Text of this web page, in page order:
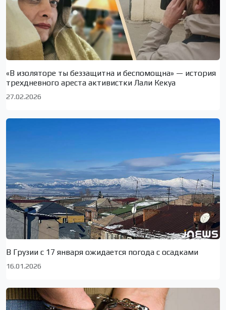
«В изоляторе ты беззащитна и беспомощна» — история
трехдневного ареста активистки Лали Кекуа
27.02.2026
В Грузии с 17 января ожидается погода с осадками
16.01.2026